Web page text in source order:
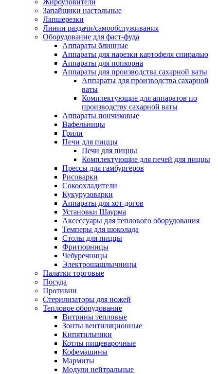
Запайщики настольные
Лапшерезки
Линии раздачи/самообслуживания
Оборудование для фаст-фуда
Аппараты блинные
Аппараты для нарезки картофеля спиралью
Аппараты для попкорна
Аппараты для производства сахарной ваты
Аппараты для производства сахарной
ваты
Комплектующие для аппаратов по
производству сахарной ваты
Аппараты пончиковые
Вафельницы
Грили
Печи для пиццы
Печи для пиццы
Комплектующие для печей для пиццы
Прессы для гамбургеров
Рисоварки
Сокоохладители
Кукурузоварки
Аппараты для хот-догов
Установки Шаурма
Аксессуары для теплового оборудования
Темперы для шоколада
Столы для пиццы
Фритюрницы
Чебуречницы
Электрошашлычницы
Палатки торговые
Посуда
Противни
Стерилизаторы для ножей
Тепловое оборудование
Витрины тепловые
Зонты вентиляционные
Кипятильники
Котлы пищеварочные
Кофемашины
Мармиты
Модули нейтральные